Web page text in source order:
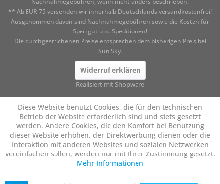
Nachnahmegebühren, wenn nicht anders beschrieben.
** Ab EUR 75 versenden wir innerhalb Deutschlands versandkostenfrei!
Ausgenommen davon sind Nachnahmegebühren sowie die Kosten für
Sperrgut und Speditionen!
Die durchgestrichenen Preise entsprechen dem bisherigen Preis bei
Sun Sky.
Widerruf erklären
Realisiert mit Shopware
Diese Website benutzt Cookies, die für den technischen
Betrieb der Website erforderlich sind und stets gesetzt
werden. Andere Cookies, die den Komfort bei Benutzung
dieser Website erhöhen, der Direktwerbung dienen oder die
Interaktion mit anderen Websites und sozialen Netzwerken
vereinfachen sollen, werden nur mit Ihrer Zustimmung gesetzt.
Mehr Informationen